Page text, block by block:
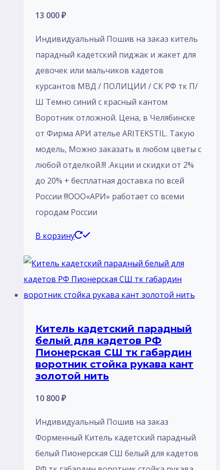
13 000₽
Индивидуальный Пошив на заказ китель
парадный кадетский пиджак и жакет для
девочек или мальчиков кадетов
курсантов МВД / ПОЛИЦИИ / СК РФ тк П/
Ш Темно синий с красный кантом
Воротник отложной. Цена, в Челябинске
от Фирма АРИ ателье ARITEKSTIL. Такую
модель, Mожно заказать в любом цветы с
любой отделкой.!!! .Акции и скидки от 2%
до 20% + бесплатная доставка по всей
России !!!ООО«АРИ» работает со всеми
городам России
В корзину
Китель кадетский парадный
белый для кадетов РФ
Пионерская СШ тк габардин
воротник стойка рукава кант
золотой нить
10 800₽
Индивидуальный Пошив на заказ
Форменный Китель кадетский парадный
белый Пионерская СШ белый для кадетов